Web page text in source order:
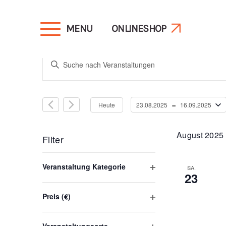
MENU ONLINESHOP
Veranstaltungen
Suche
und
Ansichten,
Navigation
Bitte
Suche
Veranstaltungen
Schlüsselwort.
Heute 23.08.2025 - 16.09.2025
Filter
der
Formular-
Veranstaltung Kategorie
Preis (€)
August 2025
SA.
23